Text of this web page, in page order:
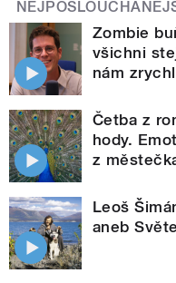
Zombie
všichni
nám
Četba z
hody.
z
Leoš
aneb